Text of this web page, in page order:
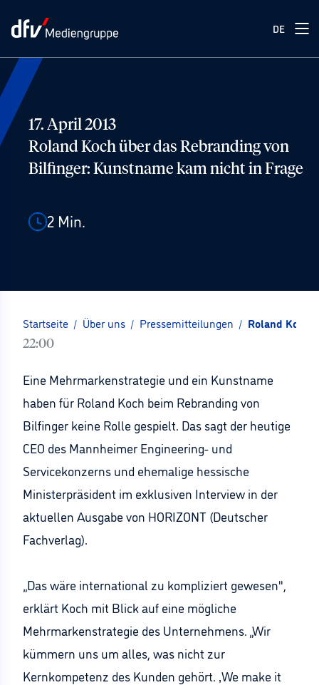
DE
17. April 2013
Roland Koch über das Rebranding von
Bilfinger: Kunstname kam nicht in Frage
2 Min.
Startseite / Über uns / Pressemitteilungen / Roland Koch
22:00
Eine Mehrmarkenstrategie und ein Kunstname
haben für Roland Koch beim Rebranding von
Bilfinger keine Rolle gespielt. Das sagt der heutige
CEO des Mannheimer Engineering- und
Servicekonzerns und ehemalige hessische
Ministerpräsident im exklusiven Interview in der
aktuellen Ausgabe von HORIZONT (Deutscher
Fachverlag).
„Das wäre international zu kompliziert gewesen",
erklärt Koch mit Blick auf eine mögliche
Mehrmarkenstrategie des Unternehmens. „Wir
kümmern uns um alles, was nicht zur
Kernkompetenz des Kunden gehört. ‚We make it